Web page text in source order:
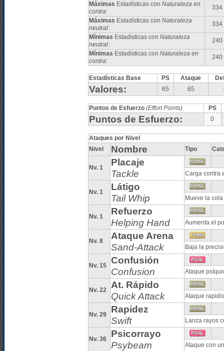
Máximas Estadísticas con Naturaleza en
contra:
334
Máximas Estadísticas con Naturaleza
neutral:
334
Mínimas Estadísticas con Naturaleza
neutral:
240
Mínimas Estadísticas con Naturaleza en
contra:
240
Estadísticas Base PS Ataque
Valores: 65 65
Puntos de Esfuerzo (Effort Points) PS
Puntos de Esfuerzo: 0
Ataques por Nivel
Nivel
Nombre Tipo
Nv. 1
Placaje
Tackle
Carga contra
Nv. 1
Látigo
Tail Whip
Mueve la
Nv. 1
Refuerzo
Helping Hand
Aumenta el
Nv. 8
Ataque Arena
Sand-Attack
Baja la
Nv. 15
Confusión
Confusion
Ataque
Nv. 22
At. Rápido
Quick Attack
Ataque
Nv. 29
Rapidez
Swift
Lanza rayos
Nv. 36
Psicorrayo
Psybeam
Ataque con